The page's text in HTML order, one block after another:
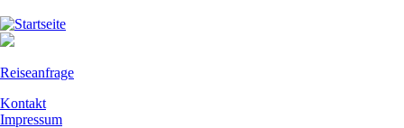
Direkt
zum
Reiseanfrage
Kontakt
Impressum